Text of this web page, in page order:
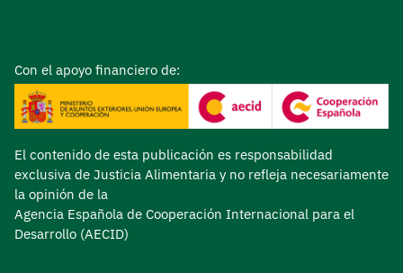
Con el apoyo financiero de:
El contenido de esta publicación es responsabilidad
exclusiva de Justicia Alimentaria y no refleja necesariamente
la opinión de la
Agencia Española de Cooperación Internacional para el
Desarrollo (AECID)